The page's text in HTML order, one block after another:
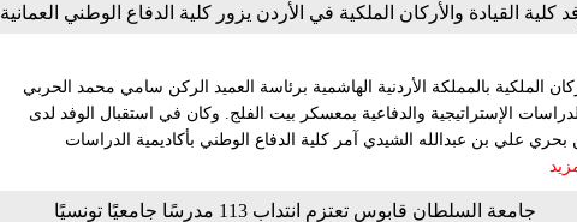
كلية القيادة والأركان الملكية في الأردن يزور كلية الدفاع الوطني العمانية
الملكية بالمملكة الأردنية الهاشمية برئاسة العميد الركن سامي محمد الحربي
الإستراتيجية والدفاعية بمعسكر بيت الفلج. وكان في استقبال الوفد لدى
بحري علي بن عبدالله الشيدي آمر كلية الدفاع الوطني بأكاديمية الدراسات
جامعة السلطان قابوس تعتزم انتداب 113 مدرسًا جامعيًا تونسيًا